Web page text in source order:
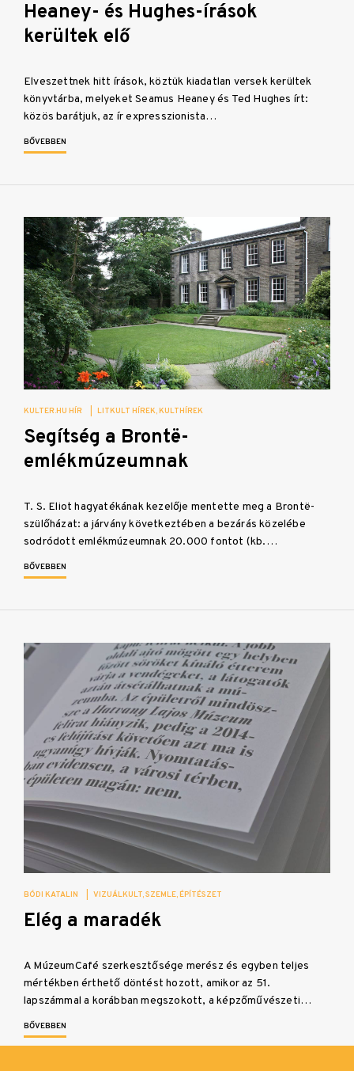
Heaney- és Hughes-írások
kerültek elő
Elveszettnek hitt írások, köztük kiadatlan versek kerültek
könyvtárba, melyeket Seamus Heaney és Ted Hughes írt:
közös barátjuk, az ír expresszionista…
BŐVEBBEN
KULTER.HU HÍR LITKULT HÍREK KULTHÍREK
Segítség a Brontë-
emlékmúzeumnak
T. S. Eliot hagyatékának kezelője mentette meg a Brontë-
szülőházat: a járvány következtében a bezárás közelébe
sodródott emlékmúzeumnak 20.000 fontot (kb.…
BŐVEBBEN
BÓDI KATALIN VIZUÁLKULT SZEMLE ÉPÍTÉSZET
Elég a maradék
A MúzeumCafé szerkesztősége merész és egyben teljes
mértékben érthető döntést hozott, amikor az 51.
lapszámmal a korábban megszokott, a képzőművészeti…
BŐVEBBEN